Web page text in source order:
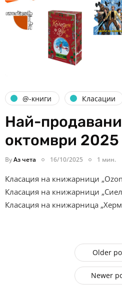
@-книги Класации
Най-
октомври 2025
ByАз чета 16/10/2025 1 мин.
Класация на книжарници
Класация на книжарници
Класация на книжарница
Older
Newer